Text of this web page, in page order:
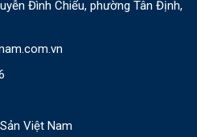
Đình Chiểu, phường Tân Định,
Việt Nam